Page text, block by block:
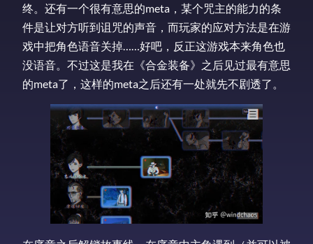
终。还有一个很有意思的meta，某个咒主的能力的条
件是让对方听到诅咒的声音，而玩家的应对方法是在游
戏中把角色语音关掉……好吧，反正这游戏本来角色也
没语音。不过这是我在《合金装备》之后见过最有意思
的meta了，这样的meta之后还有一处就先不剧透了。